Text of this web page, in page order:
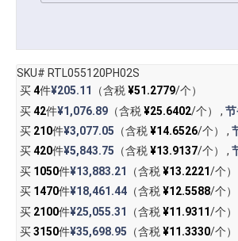
SKU# RTL055120PH02S
买4件¥205.11 （含税¥51.2779/个）
买42件¥1,076.89（含税¥25.6402/个） ,
买 210件¥3,077.05 （含税¥14.6526/个） ,
买420件¥5,843.75 （含税¥13.9137/个） ,
买 1050件¥13,883.21 （含税¥13.2221/个）
买 1470件¥18,461.44（含税¥12.5588/个）
买 2100件¥25,055.31 （含税¥11.9311/个）
买3150件¥35,698.95 （含税¥11.3330/个）